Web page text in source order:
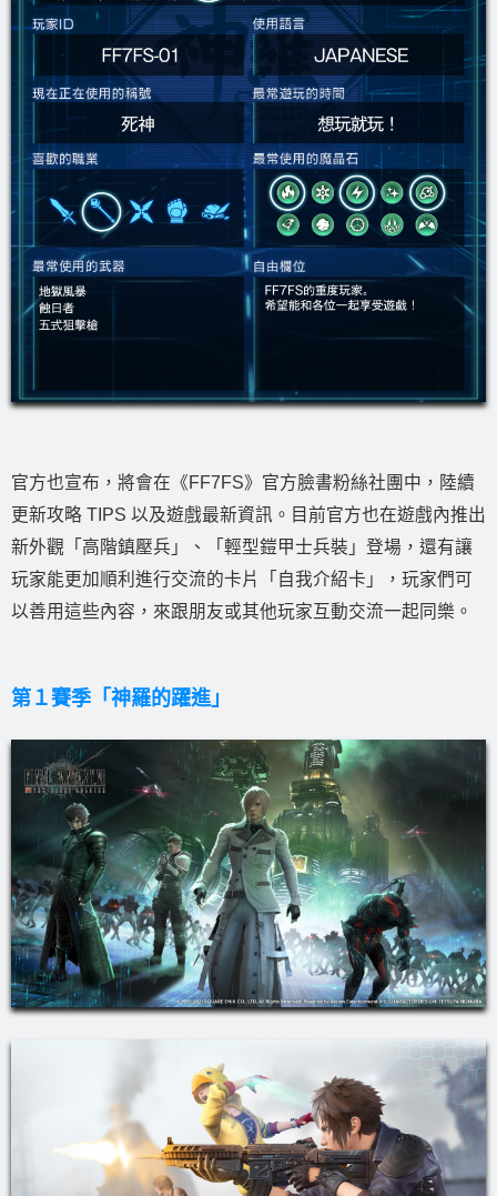
官方也宣布，將會在《FF7FS》官方臉書粉絲社團中，陸續
更新攻略 TIPS 以及遊戲最新資訊。目前官方也在遊戲內推出
新外觀「高階鎮壓兵」、「輕型鎧甲士兵裝」登場，還有讓
玩家能更加順利進行交流的卡片「自我介紹卡」，玩家們可
以善用這些內容，來跟朋友或其他玩家互動交流一起同樂。
第１賽季「神羅的躍進」